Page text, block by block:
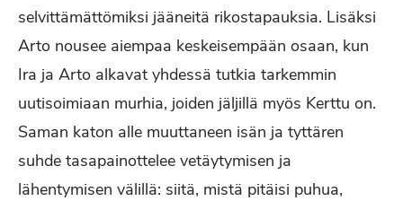
selvittämättömiksi jääneitä rikostapauksia. Lisäksi
Arto nousee aiempaa keskeisempään osaan, kun
Ira ja Arto alkavat yhdessä tutkia tarkemmin
uutisoimiaan murhia, joiden jäljillä myös Kerttu on.
Saman katon alle muuttaneen isän ja tyttären
suhde tasapainottelee vetäytymisen ja
lähentymisen välillä: siitä, mistä pitäisi puhua,